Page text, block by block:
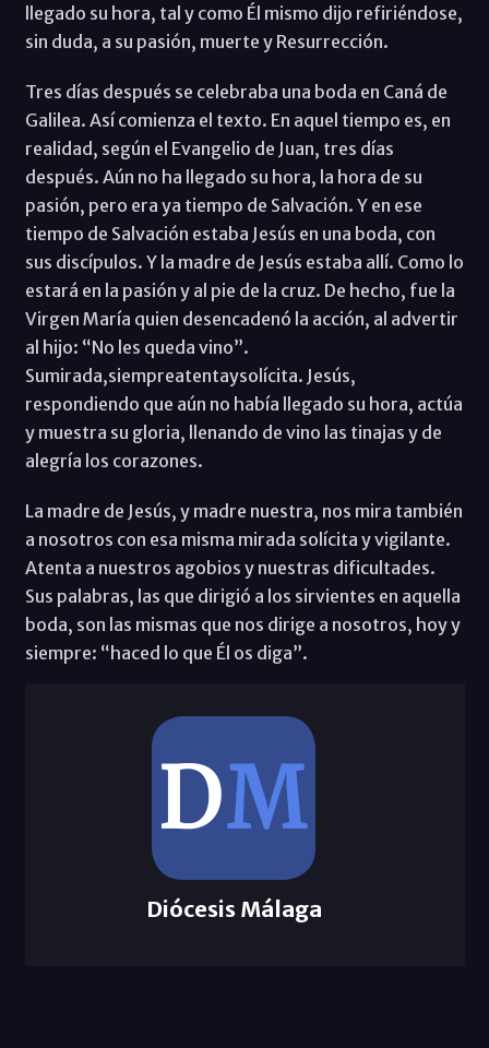
llegado su hora, tal y como Él mismo dijo refiriéndose,
sin duda, a su pasión, muerte y Resurrección.
Tres días después se celebraba una boda en Caná de
Galilea. Así comienza el texto. En aquel tiempo es, en
realidad, según el Evangelio de Juan, tres días
después. Aún no ha llegado su hora, la hora de su
pasión, pero era ya tiempo de Salvación. Y en ese
tiempo de Salvación estaba Jesús en una boda, con
sus discípulos. Y la madre de Jesús estaba allí. Como lo
estará en la pasión y al pie de la cruz. De hecho, fue la
Virgen María quien desencadenó la acción, al advertir
al hijo: “No les queda vino”.
Sumirada,siempreatentaysolícita. Jesús,
respondiendo que aún no había llegado su hora, actúa
y muestra su gloria, llenando de vino las tinajas y de
alegría los corazones.
La madre de Jesús, y madre nuestra, nos mira también
a nosotros con esa misma mirada solícita y vigilante.
Atenta a nuestros agobios y nuestras dificultades.
Sus palabras, las que dirigió a los sirvientes en aquella
boda, son las mismas que nos dirige a nosotros, hoy y
siempre: “haced lo que Él os diga”.
Diócesis Málaga